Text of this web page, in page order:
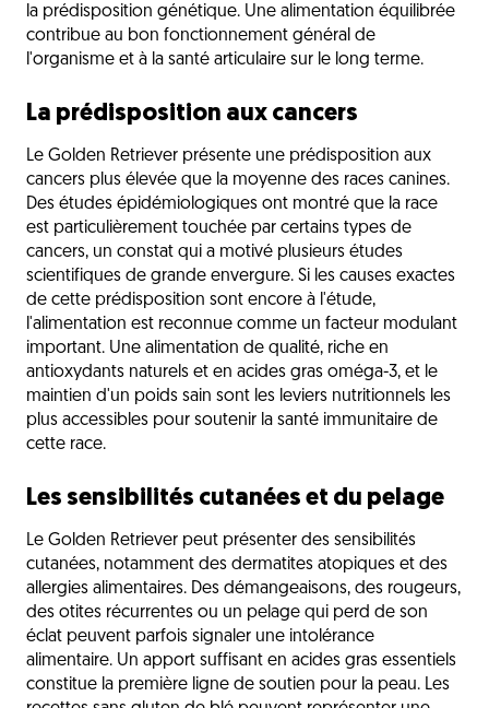
la prédisposition génétique. Une alimentation équilibrée
contribue au bon fonctionnement général de
l'organisme et à la santé articulaire sur le long terme.
La prédisposition aux cancers
Le Golden Retriever présente une prédisposition aux
cancers plus élevée que la moyenne des races canines.
Des études épidémiologiques ont montré que la race
est particulièrement touchée par certains types de
cancers, un constat qui a motivé plusieurs études
scientifiques de grande envergure. Si les causes exactes
de cette prédisposition sont encore à l'étude,
l'alimentation est reconnue comme un facteur modulant
important. Une alimentation de qualité, riche en
antioxydants naturels et en acides gras oméga-3, et le
maintien d'un poids sain sont les leviers nutritionnels les
plus accessibles pour soutenir la santé immunitaire de
cette race.
Les sensibilités cutanées et du pelage
Le Golden Retriever peut présenter des sensibilités
cutanées, notamment des dermatites atopiques et des
allergies alimentaires. Des démangeaisons, des rougeurs,
des otites récurrentes ou un pelage qui perd de son
éclat peuvent parfois signaler une intolérance
alimentaire. Un apport suffisant en acides gras essentiels
constitue la première ligne de soutien pour la peau. Les